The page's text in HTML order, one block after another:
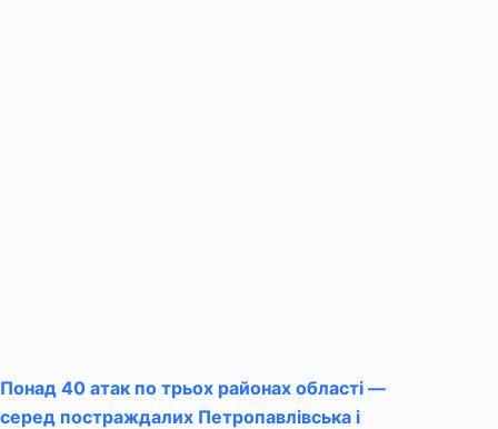
Понад 40 атак по трьох районах області —
серед постраждалих Петропавлівська і